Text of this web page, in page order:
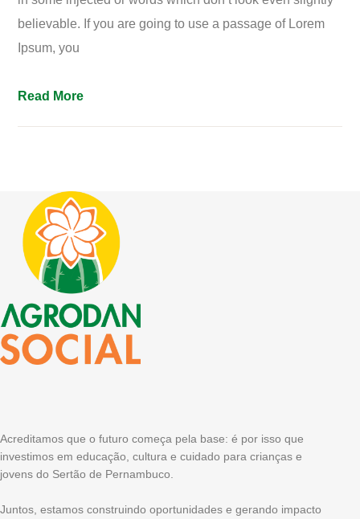
believable. If you are going to use a passage of Lorem
Ipsum, you
Read More
Acreditamos que o futuro começa pela base: é por isso que
investimos em educação, cultura e cuidado para crianças e
jovens do Sertão de Pernambuco.
Juntos, estamos construindo oportunidades e gerando impacto